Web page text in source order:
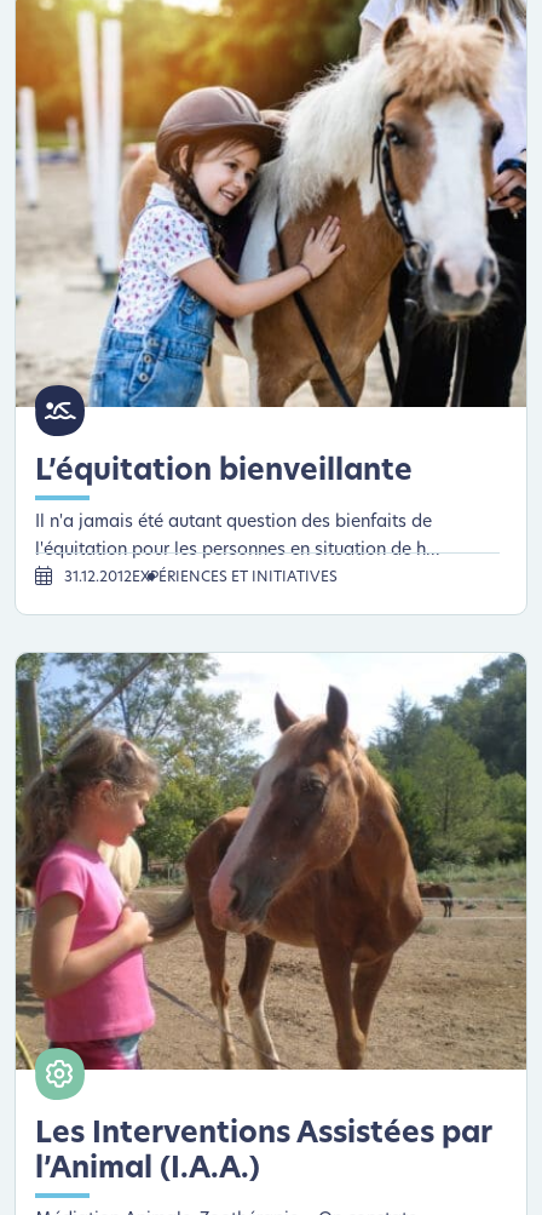
L’équitation bienveillante
Il n'a jamais été autant question des bienfaits de
l'équitation pour les personnes en situation de h...
31.12.2012EXPÉRIENCES ET INITIATIVES
Les Interventions Assistées par
l’Animal (I.A.A.)